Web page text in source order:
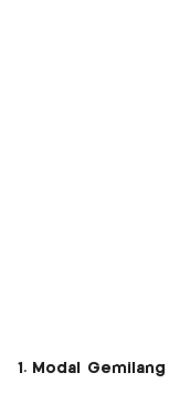
1. Modal